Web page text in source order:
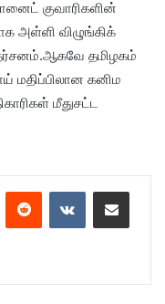
குவாரிகளின்
விழுங்கிக்
தமிழகம்
மதிப்பிலான கனிம
மீதுசட்ட
Reddit VKontakteShare via Email